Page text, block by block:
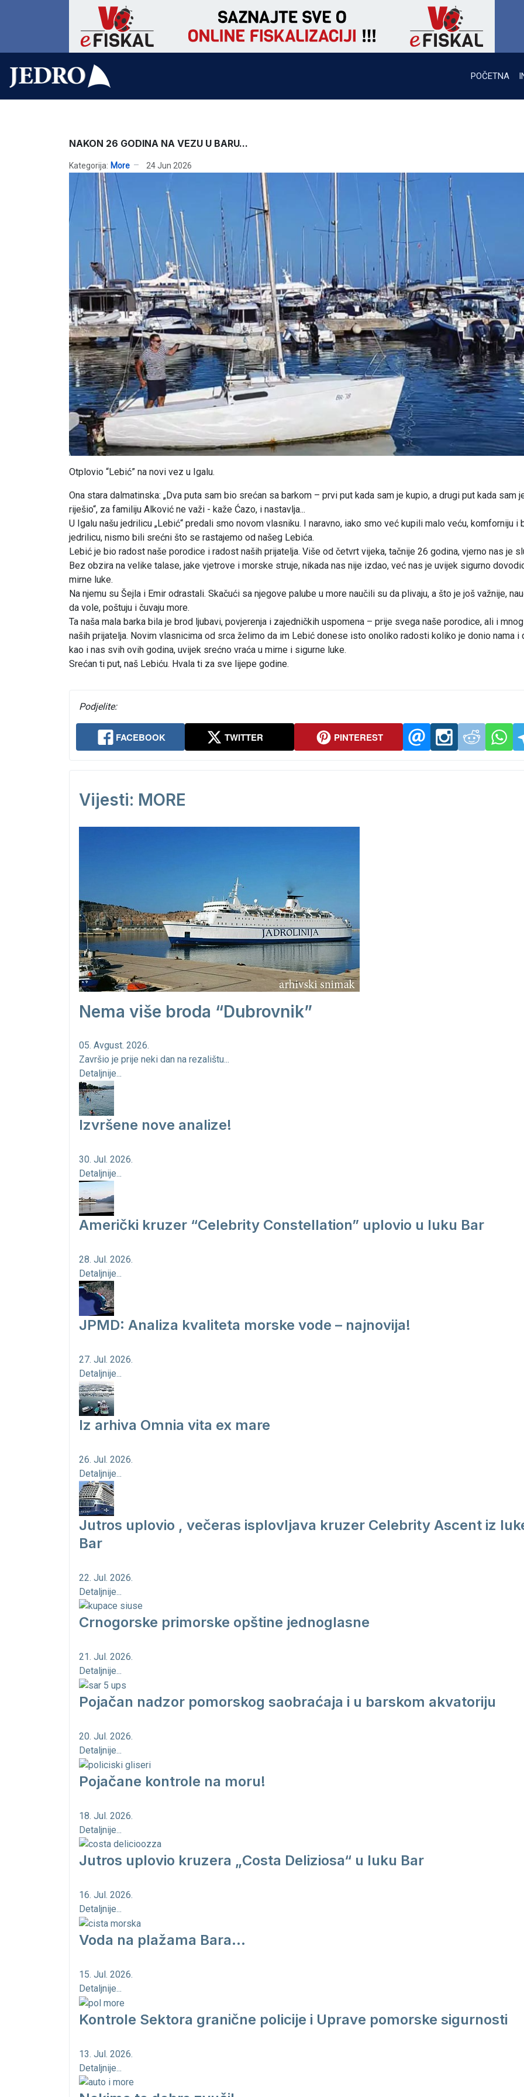
POČETNA
NAKON 26 GODINA NA VEZU U BARU...
Kategorija: More 24 Jun 2026
Otplovio “Lebić” na novi vez u Igalu.
Ona stara dalmatinska: „Dva puta sam bio srećan sa barkom – prvi put kada sam je kupio, a drugi put kada sam
riješio“, za familiju Alković ne važi - kaže Ćazo, i nastavlja...
U Igalu našu jedrilicu „Lebić“ predali smo novom vlasniku. I naravno, iako smo već kupili malo veću, komforniju i
jedrilicu, nismo bili srećni što se rastajemo od našeg Lebića.
Lebić je bio radost naše porodice i radost naših prijatelja. Više od četvrt vijeka, tačnije 26 godina, vjerno nas je
Bez obzira na velike talase, jake vjetrove i morske struje, nikada nas nije izdao, već nas je uvijek sigurno
mirne luke.
Na njemu su Šejla i Emir odrastali. Skačući sa njegove palube u more naučili su da plivaju, a što je još važnije,
da vole, poštuju i čuvaju more.
Ta naša mala barka bila je brod ljubavi, povjerenja i zajedničkih uspomena – prije svega naše porodice, ali i
naših prijatelja. Novim vlasnicima od srca želimo da im Lebić donese isto onoliko radosti koliko je donio nama i
kao i nas svih ovih godina, uvijek srećno vraća u mirne i sigurne luke.
Srećan ti put, naš Lebiću. Hvala ti za sve lijepe godine.
Podjelite:
FACEBOOK TWITTER PINTEREST
Vijesti: MORE
Nema više broda “Dubrovnik”
05. Avgust. 2026.
Završio je prije neki dan na rezalištu...
Detaljnije...
Izvršene nove analize!
30. Jul. 2026.
Detaljnije...
Američki kruzer “Celebrity Constellation” uplovio u luku Bar
28. Jul. 2026.
Detaljnije...
JPMD: Analiza kvaliteta morske vode – najnovija!
27. Jul. 2026.
Detaljnije...
Iz arhiva Omnia vita ex mare
26. Jul. 2026.
Detaljnije...
Jutros uplovio , večeras isplovljava kruzer Celebrity Ascent iz
Bar
22. Jul. 2026.
Detaljnije...
Crnogorske primorske opštine jednoglasne
21. Jul. 2026.
Detaljnije...
Pojačan nadzor pomorskog saobraćaja i u barskom akvatoriju
20. Jul. 2026.
Detaljnije...
Pojačane kontrole na moru!
18. Jul. 2026.
Detaljnije...
Jutros uplovio kruzera „Costa Deliziosa“ u luku Bar
16. Jul. 2026.
Detaljnije...
Voda na plažama Bara...
15. Jul. 2026.
Detaljnije...
Kontrole Sektora granične policije i Uprave pomorske sigurnosti
13. Jul. 2026.
Detaljnije...